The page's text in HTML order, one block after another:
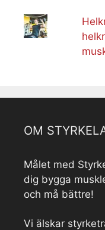
OM
Målet med
dig bygga
och må bättre!
Vi älskar